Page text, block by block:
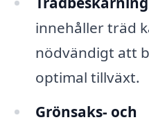
innehåller träd
nödvändigt att
optimal tillväxt.
Grönsaks- och